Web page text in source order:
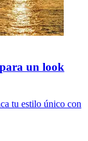
un look
tu estilo único con